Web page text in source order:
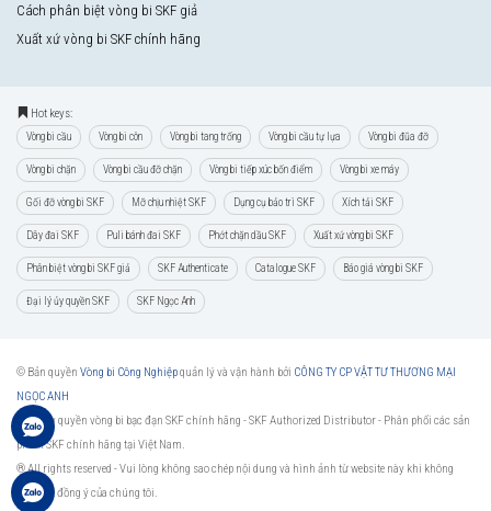
Cách phân biệt vòng bi SKF giả
Xuất xứ vòng bi SKF chính hãng
Hot keys:
Vòng bi cầu Vòng bi côn Vòng bi tang trống Vòng bi cầu tự lựa Vòng bi đũa đỡ
Vòng bi chặn Vòng bi cầu đỡ chặn Vòng bi tiếp xúc bốn điểm Vòng bi xe máy
Gối đỡ vòng bi SKF Mỡ chịu nhiệt SKF Dụng cụ bảo trì SKF Xích tải SKF
Dây đai SKF Puli bánh đai SKF Phớt chặn dầu SKF Xuất xứ vòng bi SKF
Phân biệt vòng bi SKF giả SKF Authenticate Catalogue SKF Báo giá vòng bi SKF
Đại lý ủy quyền SKF SKF Ngọc Anh
© Bản quyền Vòng bi Công Nghiệpquản lý và vận hành bởi CÔNG TY CP VẬT TƯ THƯƠNG MẠI
NGỌC ANH
Đại lý ủy quyền vòng bi bạc đạn SKF chính hãng -SKF Authorized Distributor- Phân phối các sản
phẩm SKF chính hãng tại Việt Nam.
® All rights reserved - Vui lòng không sao chép nội dung và hình ảnh từ website này khi không
được sự đồng ý của chúng tôi.